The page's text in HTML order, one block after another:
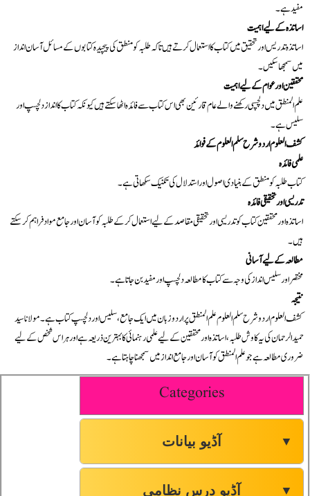
مفید ہے۔
اساتذہ کے لیے اہمیت
اساتذہ تدریس اور تحقیق میں کتاب کا استعمال کرتے ہیں تاکہ طلبہ کو منطق کی پیچیدہ کتابوں کے مسائل آسان انداز
میں سمجھا سکیں۔
محققین اور عوام کے لیے اہمیت
علم المنطق میں دلچسپی رکھنے والے عام قارئین بھی اس کتاب سے فائدہ اٹھا سکتے ہیں کیونکہ کتاب کا انداز دلچسپ اور
سلیس ہے۔
کشف العلوم اردو شرح سلم العلوم کے فوائد
علمی فائدہ
کتاب طلبہ کو منطق کے بنیادی اصول اور استدلال کی تکنیک سکھاتی ہے۔
تدریسی اور تحقیقی فائدہ
اساتذہ اور محققین کتاب کو تدریسی اور تحقیقی مقاصد کے لیے استعمال کر کے طلبہ کو آسان اور جامع مواد فراہم کر سکتے
ہیں۔
مطالعہ کے لیے آسانی
مختصر اور سلیس انداز کی وجہ سے کتاب کا مطالعہ دلچسپ اور مفید بن جاتا ہے۔
نتیجہ
کشف العلوم اردو شرح سلم العلوم علم المنطق پر اردو زبان میں ایک جامع، سلیس اور دلچسپ کتاب ہے۔ مولانا سید
حمید الرحمان کی یہ کاوش طلبہ، اساتذہ اور محققین کے لیے علمی رہنمائی کا بہترین ذریعہ ہے اور ہر اس شخص کے لیے
ضروری مطالعہ ہے جو علم المنطق کو آسان اور جامع انداز میں سمجھنا چاہتا ہے۔
Categories
آڈیو بیانات ▼
آڈیو درس نظامی ▼